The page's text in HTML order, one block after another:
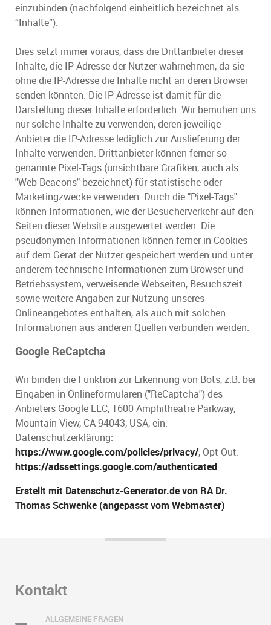
einzubinden (nachfolgend einheitlich bezeichnet als
“Inhalte”).
Dies setzt immer voraus, dass die Drittanbieter dieser
Inhalte, die IP-Adresse der Nutzer wahrnehmen, da sie
ohne die IP-Adresse die Inhalte nicht an deren Browser
senden könnten. Die IP-Adresse ist damit für die
Darstellung dieser Inhalte erforderlich. Wir bemühen uns
nur solche Inhalte zu verwenden, deren jeweilige
Anbieter die IP-Adresse lediglich zur Auslieferung der
Inhalte verwenden. Drittanbieter können ferner so
genannte Pixel-Tags (unsichtbare Grafiken, auch als
"Web Beacons" bezeichnet) für statistische oder
Marketingzwecke verwenden. Durch die "Pixel-Tags"
können Informationen, wie der Besucherverkehr auf den
Seiten dieser Website ausgewertet werden. Die
pseudonymen Informationen können ferner in Cookies
auf dem Gerät der Nutzer gespeichert werden und unter
anderem technische Informationen zum Browser und
Betriebssystem, verweisende Webseiten, Besuchszeit
sowie weitere Angaben zur Nutzung unseres
Onlineangebotes enthalten, als auch mit solchen
Informationen aus anderen Quellen verbunden werden.
Google ReCaptcha
Wir binden die Funktion zur Erkennung von Bots, z.B. bei
Eingaben in Onlineformularen ("ReCaptcha") des
Anbieters Google LLC, 1600 Amphitheatre Parkway,
Mountain View, CA 94043, USA, ein.
Datenschutzerklärung:
https://www.google.com/policies/privacy/, Opt-Out:
https://adssettings.google.com/authenticated.
Erstellt mit Datenschutz-Generator.de von RA Dr.
Thomas Schwenke (angepasst vom Webmaster)
Kontakt
ALLGEMEINE FRAGEN